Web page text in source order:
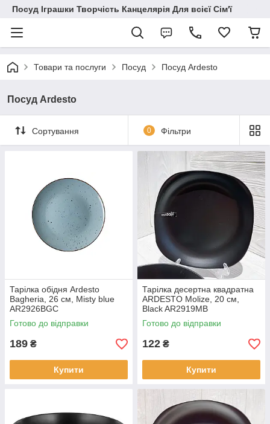
Посуд Іграшки Творчість Канцелярія Для всієї Сім'ї
Товари та послуги Посуд Посуд Ardesto
Посуд Ardesto
Сортування 0 Фільтри
Тарілка обідня Ardesto
Bagheria, 26 см, Misty blue
AR2926BGC
Готово до відправки
189 ₴
Купити
Тарілка десертна квадратна
ARDESTO Molize, 20 см,
Black AR2919MB
Готово до відправки
122 ₴
Купити